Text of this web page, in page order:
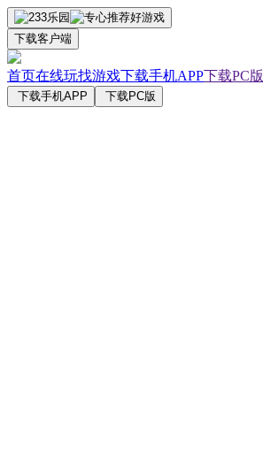
下载客户端
首页在线玩找游戏下载手机APP下载PC版
下载手机APP 下载PC版